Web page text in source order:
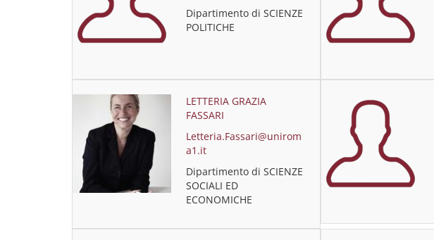
Dipartimento di SCIENZE
POLITICHE
LETTERIA GRAZIA
FASSARI
Letteria.Fassari@unirom
a1.it
Dipartimento di SCIENZE
SOCIALI ED
ECONOMICHE